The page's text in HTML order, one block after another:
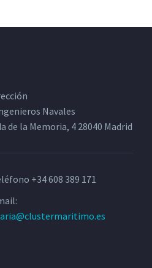
Navales
de la Memoria, 4 28040 Madrid
+34 608 389 171